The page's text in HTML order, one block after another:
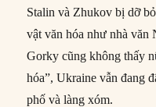
Stalin và Zhukov bị dỡ
vật văn hóa như nhà văn
Gorky cũng không thấy
hóa”, Ukraine vẫn đang
phố và làng xóm.